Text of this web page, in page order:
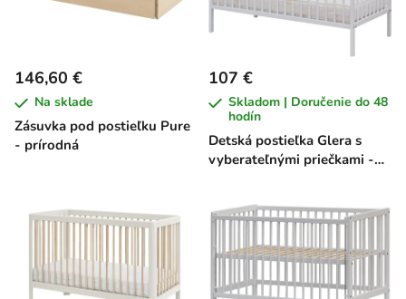
Zásuvka pod postieľku Pure
- prírodná
146,60 €
Na sklade
Detská postieľka Glera s
vyberateľnými priečkami -
107 €
Skladom | Doručenie do 48
hodín